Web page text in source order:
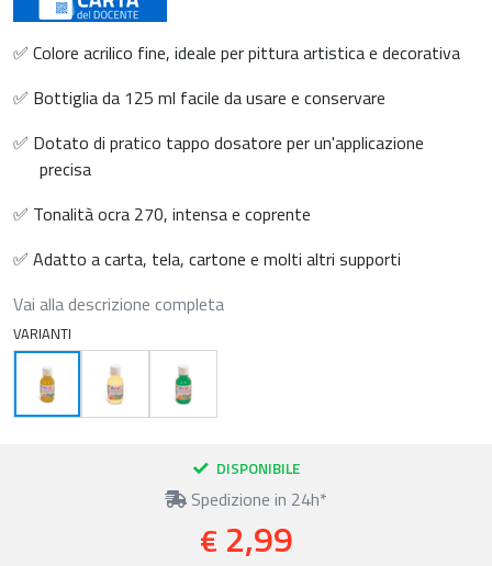
✅ Colore acrilico fine, ideale per pittura artistica e decorativa
✅ Bottiglia da 125 ml facile da usare e conservare
✅ Dotato di pratico tappo dosatore per un'applicazione
precisa
✅ Tonalità ocra 270, intensa e coprente
✅ Adatto a carta, tela, cartone e molti altri supporti
Vai alla descrizione completa
VARIANTI
DISPONIBILE
Spedizione in 24h*
€ 2,99